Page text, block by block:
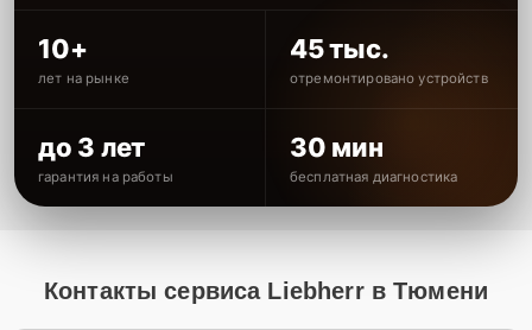
10+
лет на рынке
45 тыс.
отремонтировано устройств
до 3 лет
гарантия на работы
30 мин
бесплатная диагностика
Контакты сервиса Liebherr в Тюмени